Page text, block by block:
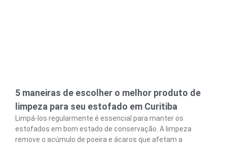
5 maneiras de escolher o melhor produto de
limpeza para seu estofado em Curitiba
Limpá-los regularmente é essencial para manter os
estofados em bom estado de conservação. A limpeza
remove o acúmulo de poeira e ácaros que afetam a